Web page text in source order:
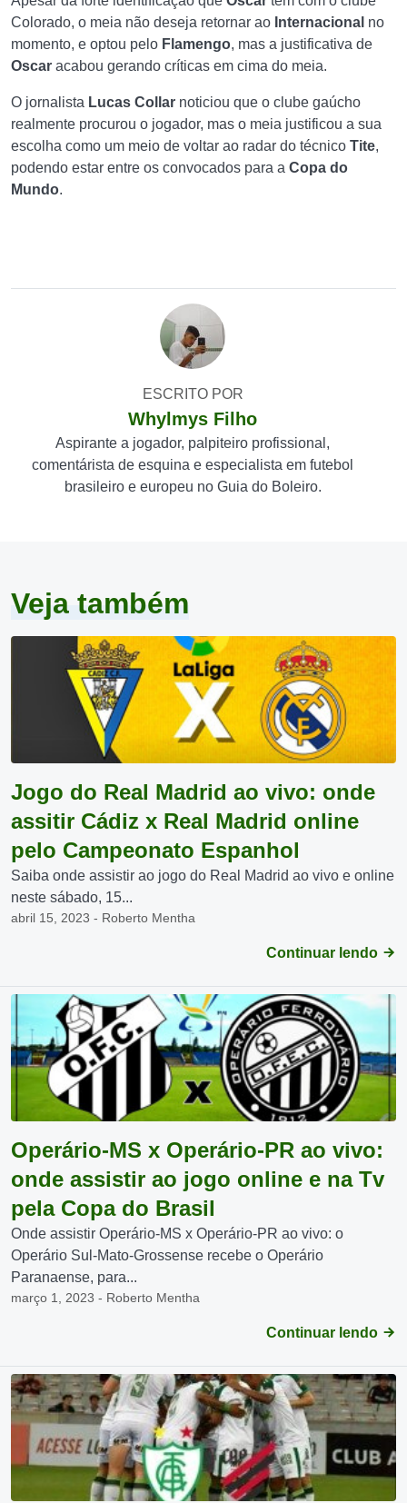
Colorado, o meia não deseja retornar ao Internacional no
momento, e optou pelo Flamengo, mas a justificativa de
Oscar acabou gerando críticas em cima do meia.
O jornalista Lucas Collar noticiou que o clube gaúcho
realmente procurou o jogador, mas o meia justificou a sua
escolha como um meio de voltar ao radar do técnico Tite,
podendo estar entre os convocados para a Copa do
Mundo.
ESCRITO POR
Whylmys Filho
Aspirante a jogador, palpiteiro profissional,
comentárista de esquina e especialista em futebol
brasileiro e europeu no Guia do Boleiro.
Veja também
Jogo do Real Madrid ao vivo: onde
assitir Cádiz x Real Madrid online
pelo Campeonato Espanhol
Saiba onde assistir ao jogo do Real Madrid ao vivo e online
neste sábado, 15...
abril 15, 2023 - Roberto Mentha
Continuar lendo
Operário-MS x Operário-PR ao vivo:
onde assistir ao jogo online e na Tv
pela Copa do Brasil
Onde assistir Operário-MS x Operário-PR ao vivo: o
Operário Sul-Mato-Grossense recebe o Operário
Paranaense, para...
março 1, 2023 - Roberto Mentha
Continuar lendo